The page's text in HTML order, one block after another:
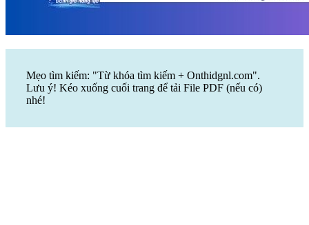
Mẹo tìm kiếm: "Từ khóa tìm kiếm + Onthidgnl.com".
Lưu ý! Kéo xuống cuối trang để tải File PDF (nếu có)
nhé!